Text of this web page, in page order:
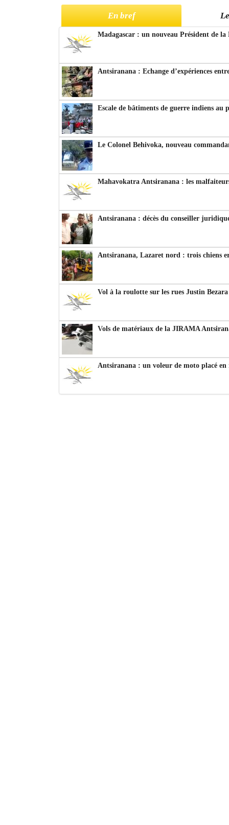
En bref
Madagascar : un nouveau Président de
Antsiranana : Echange d’expériences
Escale de bâtiments de guerre indiens au
Le Colonel Behivoka, nouveau
Mahavokatra Antsiranana : les
Antsiranana : décès du conseiller
Antsiranana, Lazaret nord : trois chiens
Vol à la roulotte sur les rues Justin
Vols de matériaux de la JIRAMA
Antsiranana : un voleur de moto placé en